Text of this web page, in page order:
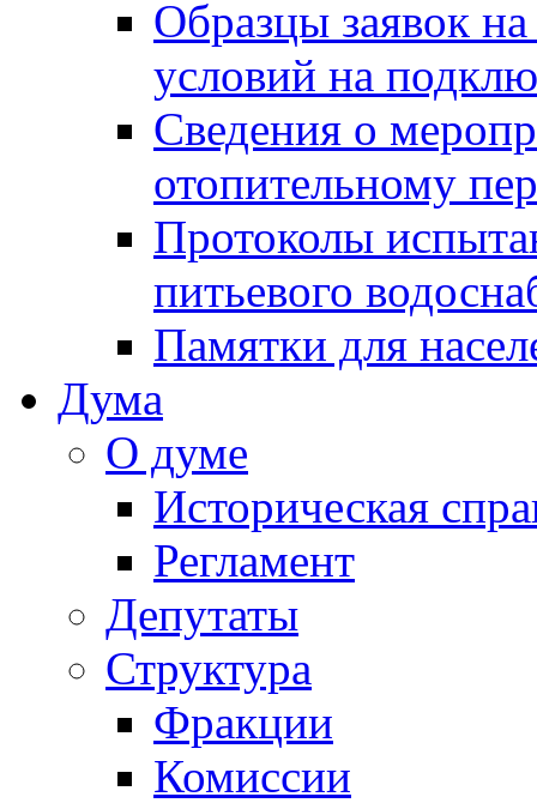
Образцы заявок
условий на
Сведения о
отопительному
Протоколы
питьевого
Памятки для
Дума
О думе
Историческая
Регламент
Депутаты
Структура
Фракции
Комиссии